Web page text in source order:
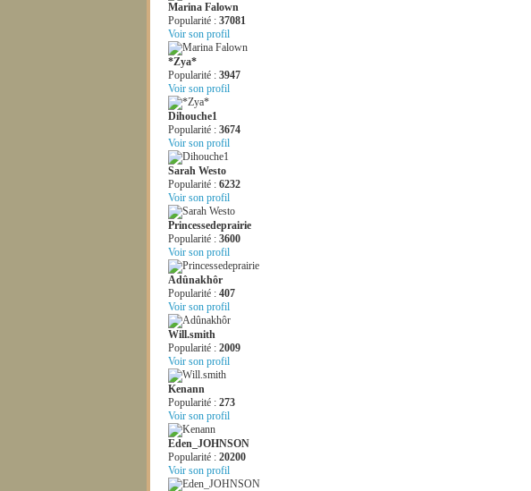
Marina Falown
Popularité : 37081
Voir son profil
*Zya*
Popularité : 3947
Voir son profil
Dihouche1
Popularité : 3674
Voir son profil
Sarah Westo
Popularité : 6232
Voir son profil
Princessedeprairie
Popularité : 3600
Voir son profil
Adûnakhôr
Popularité : 407
Voir son profil
Will.smith
Popularité : 2009
Voir son profil
Kenann
Popularité : 273
Voir son profil
Eden_JOHNSON
Popularité : 20200
Voir son profil